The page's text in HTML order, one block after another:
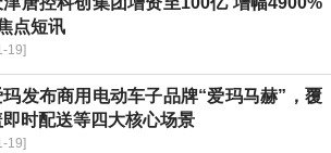
焦点短讯
19]
玛发布商用电动车子品牌“爱玛马赫”，覆
即时配送等四大核心场景
19]